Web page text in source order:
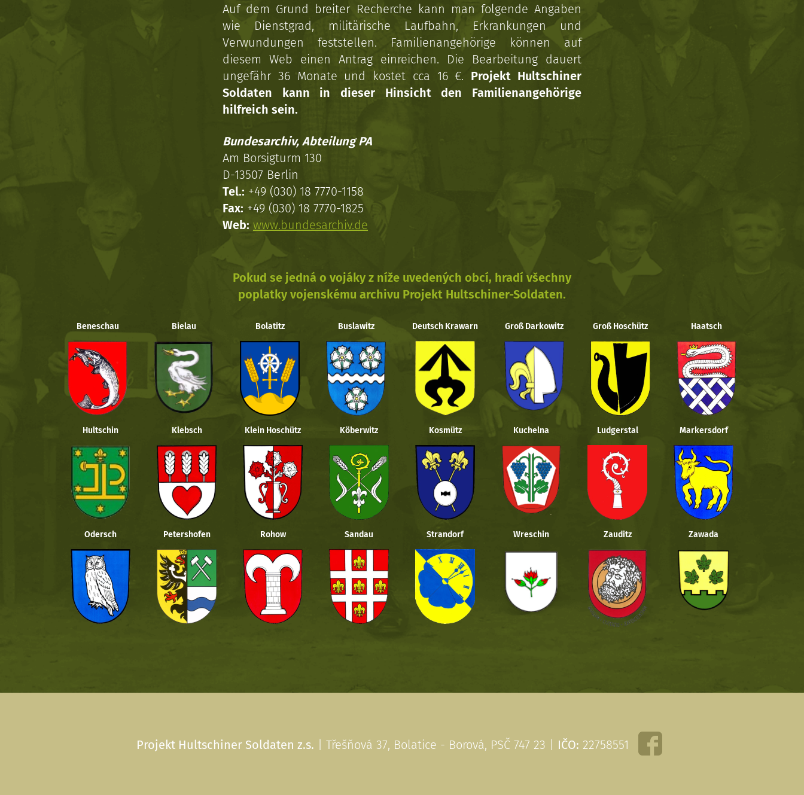
Auf dem Grund breiter Recherche kann man folgende Angaben
wie Dienstgrad, militärische Laufbahn, Erkrankungen und
Verwundungen feststellen. Familienangehörige können auf
diesem Web einen Antrag einreichen. Die Bearbeitung dauert
ungefähr 36 Monate und kostet cca 16 €. Projekt Hultschiner
Soldaten kann in dieser Hinsicht den Familienangehörige
hilfreich sein.
Bundesarchiv, Abteilung PA
Am Borsigturm 130
D-13507 Berlin
Tel.: +49 (030) 18 7770-1158
Fax: +49 (030) 18 7770-1825
Web: www.bundesarchiv.de
Pokud se jedná o vojáky z níže uvedených obcí, hradí všechny
poplatky vojenskému archivu Projekt Hultschiner-Soldaten.
Beneschau Bielau Bolatitz Buslawitz Deutsch Krawarn Groß Darkowitz Groß Hoschütz Haatsch
Hultschin Klebsch Klein Hoschütz Köberwitz Kosmütz Kuchelna Ludgerstal Markersdorf
Odersch Petershofen Rohow Sandau Strandorf Wreschin Zauditz Zawada
Projekt Hultschiner Soldaten z.s. | Třešňová 37, Bolatice - Borová, PSČ 747 23 | IČO: 22758551